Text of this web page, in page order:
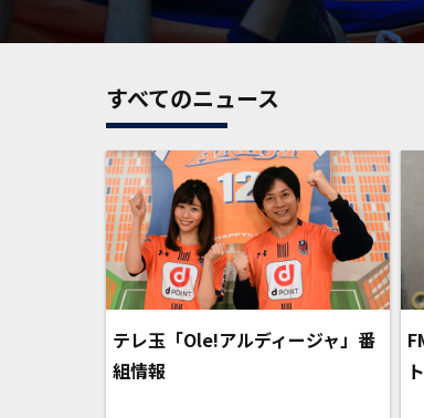
すべてのニュース
テレ玉「Ole!アルディージャ」番
組情報